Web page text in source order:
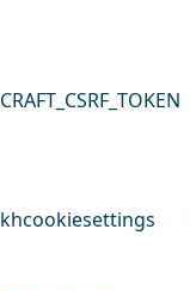
CRAFT_CSRF_TOKEN
khcookiesettings